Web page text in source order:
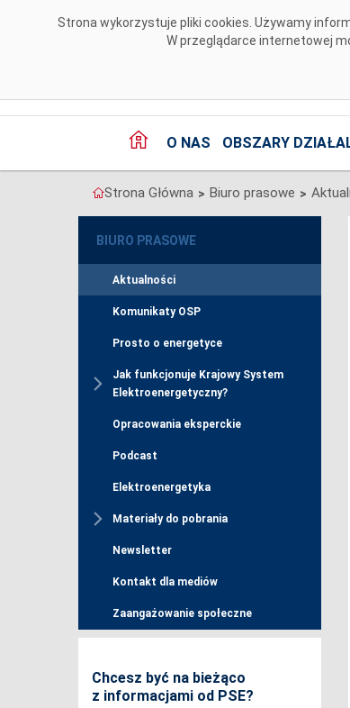
Strona wykorzystuje pliki cookies. Używamy
W przeglądarce internetowej
O NAS OBSZARY
Strona Główna > Biuro prasowe >
BIURO PRASOWE
Aktualności
Komunikaty OSP
Prosto o energetyce
Jak funkcjonuje Krajowy System
Elektroenergetyczny?
Opracowania eksperckie
Podcast
Elektroenergetyka
Materiały do pobrania
Newsletter
Kontakt dla mediów
Zaangażowanie społeczne
Chcesz być na bieżąco
z informacjami od PSE?